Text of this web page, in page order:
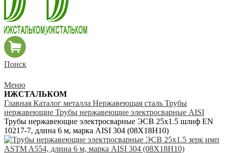
Поиск
Меню
ИЖСТАЛЬКОМ
Главная Каталог металла Нержавеющая сталь Трубы
нержавеющие Трубы нержавеющие электросварные AISI
Трубы нержавеющие электросварные ЭСВ 25х1.5 шлиф EN
10217-7, длина 6 м, марка AISI 304 (08Х18Н10)